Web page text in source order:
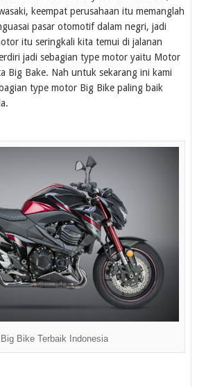
keempat perusahaan itu memanglah
pasar otomotif dalam negri, jadi
itu seringkali kita temui di jalanan
jadi sebagian type motor yaitu Motor
Big Bake. Nah untuk sekarang ini kami
type motor Big Bike paling baik
Bike Terbaik Indonesia